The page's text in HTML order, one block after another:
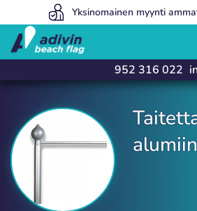
Valmistamme ja
Yksinomainen myynti
Hintamme ovat niin alhaiset, koska
952 316 022
Taitettavat